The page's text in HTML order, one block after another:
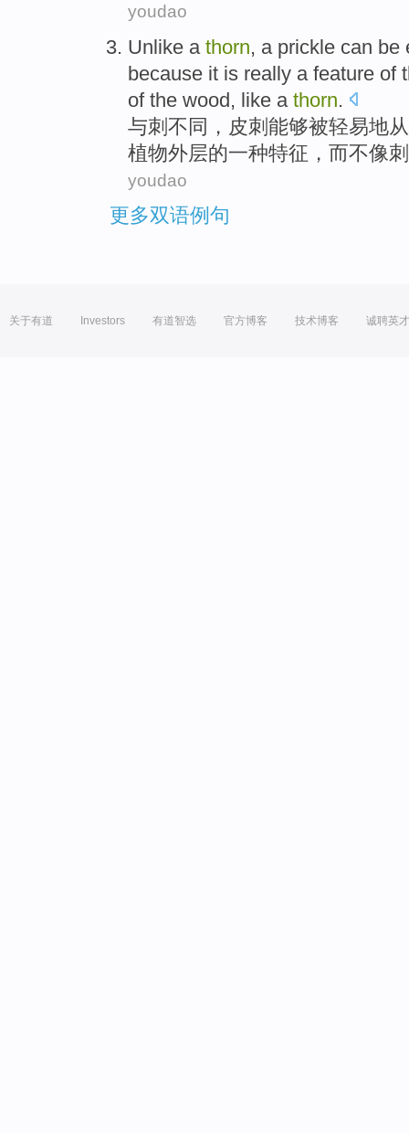
youdao
Unlike a thorn, a prickle can be
because it is really a feature of
ofthe wood, like a thorn.
与刺 不同，皮刺 能够被轻易地从
植物外层的一种特征 ， 而不像
youdao
更多双语例句
关于有道 Investors 有道智选 官方博客 技术博客 诚聘英才